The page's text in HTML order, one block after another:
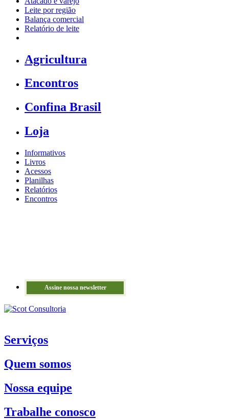
Leite por região
Balança comercial
Relatório de leite
Agricultura
Encontros
Confina Brasil
Loja
Informativos
Livros
Acessos
Planilhas
Relatórios
Encontros
Assine nossa newsletter
Serviços
Quem somos
Nossa equipe
Trabalhe conosco